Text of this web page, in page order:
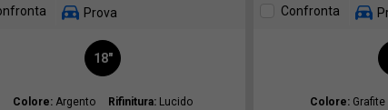
Prova
18"
Colore: Argento Rifinitura: Lucido
Confronta
Colore: Grafite